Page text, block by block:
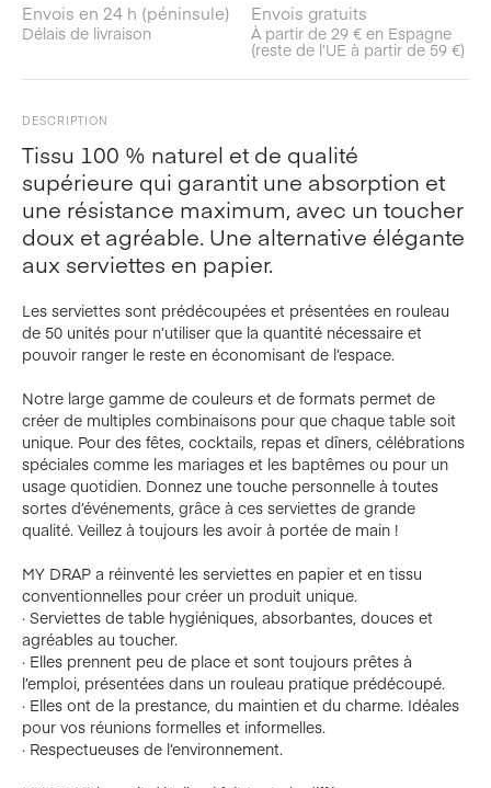
Envois en 24 h (péninsule)
Délais de livraison
Envois gratuits
À partir de 29 € en Espagne
(reste de l’UE à partir de 59 €)
DESCRIPTION
Tissu 100 % naturel et de qualité
supérieure qui garantit une absorption et
une résistance maximum, avec un toucher
doux et agréable. Une alternative élégante
aux serviettes en papier.
Les serviettes sont prédécoupées et présentées en rouleau
de 50 unités pour n’utiliser que la quantité nécessaire et
pouvoir ranger le reste en économisant de l’espace.
Notre large gamme de couleurs et de formats permet de
créer de multiples combinaisons pour que chaque table soit
unique. Pour des fêtes, cocktails, repas et dîners, célébrations
spéciales comme les mariages et les baptêmes ou pour un
usage quotidien. Donnez une touche personnelle à toutes
sortes d’événements, grâce à ces serviettes de grande
qualité. Veillez à toujours les avoir à portée de main !
MY DRAP a réinventé les serviettes en papier et en tissu
conventionnelles pour créer un produit unique.
· Serviettes de table hygiéniques, absorbantes, douces et
agréables au toucher.
· Elles prennent peu de place et sont toujours prêtes à
l’emploi, présentées dans un rouleau pratique prédécoupé.
· Elles ont de la prestance, du maintien et du charme. Idéales
pour vos réunions formelles et informelles.
· Respectueuses de l’environnement.